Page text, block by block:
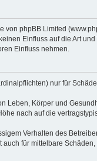
von phpBB Limited
Einfluss auf die Art
Einfluss nehmen.
nur für
Leben, Körper und
nach auf die
Verhalten des
für mittelbare